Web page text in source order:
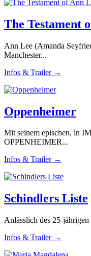
The Testament
Ann Lee (Amanda
Manchester...
Infos & Trailer →
Oppenheimer
Mit seinem epischen, in
OPPENHEIMER...
Infos & Trailer →
Schindlers Liste
Anlässlich des 25-
Infos & Trailer →